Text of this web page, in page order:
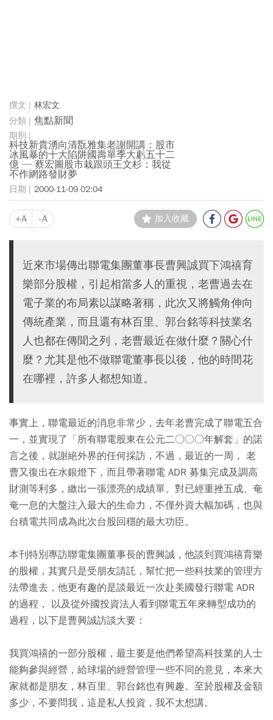
林宏文
焦點新聞
科技新貴湧向清翫雅集老謝開講：股市
冰風暴的十大陷阱國壽單季大虧五十二
億 ─ 蔡宏圖股市栽跟頭王文杉：我從
不作網路發財夢
2000-11-09 02:04
+A -A 加入收藏
近來市場傳出聯電集團董事長曹興誠買下鴻禧育
樂部分股權，引起相當多人的重視，老曹過去在
電子業的布局素以謀略著稱，此次又將觸角伸向
傳統產業，而且還有林百里、郭台銘等科技業名
人也都在傳聞之列，老曹最近在做什麼？關心什
麼？尤其是他不做聯電董事長以後，他的時間花
在哪裡，許多人都想知道。
事實上，聯電最近的消息非常少，去年老曹完成了聯電五合
一，並實現了「所有聯電股東在公元二○○○年解套」的諾
言之後，就謝絕外界的任何採訪，不過，最近的一周， 老
曹又復出在水銀燈下，而且帶著聯電 ADR 募集完成及調高
財測等利多，繳出一張漂亮的成績單。對已經重挫五成、奄
奄一息的大盤注入最大的生命力，不僅外資大幅加碼，也與
台積電共同成為此次台股回穩的最大功臣。
本刊特別專訪聯電集團董事長的曹興誠，他談到買鴻禧育樂
的股權，其實只是受朋友請託，幫忙把一些科技業的管理方
法帶進去，他更有趣的是談最近一次赴美國發行聯電 ADR
的過程， 以及從外國投資法人看到聯電五年來轉型成功的
過程，以下是曹興誠訪談大要：
我買鴻禧的一部分股權，最主要是他們希望高科技業的人士
能夠參與經營，給球場的經營管理一些不同的意見，本來大
家就都是朋友，林百里、郭台銘也有興趣。至於股權及金額
多少，不要問我，這是私人投資，我不太想講。